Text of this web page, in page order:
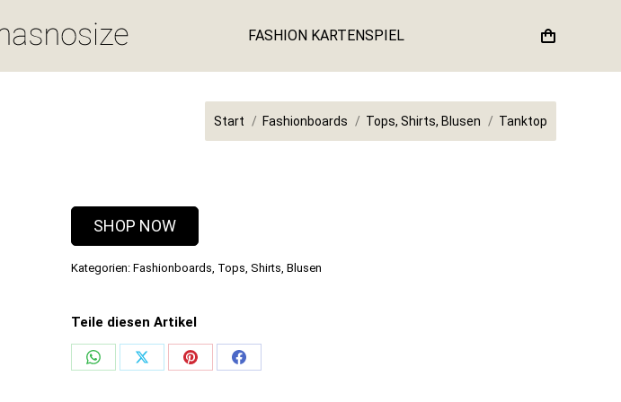
FASHION KARTENSPIEL
Sie befinden sich hier:
Start Fashionboards Tops, Shirts, Blusen Tanktop
SHOP NOW
Kategorien: Fashionboards, Tops, Shirts, Blusen
Teile diesen Artikel
Share
Share
Share
Share